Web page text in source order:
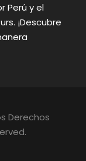
Perú y el
¡Descubre
Derechos